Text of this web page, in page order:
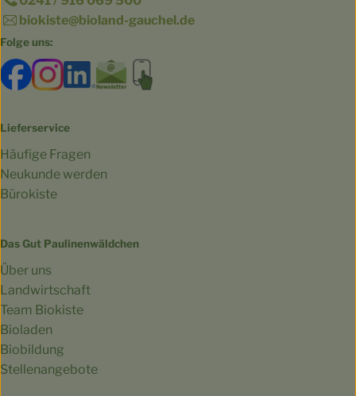
biokiste@bioland-gauchel.de
Folge uns:
Externer Link zu https://www.facebook.com/
Externer Link zu https://www.instagram.com/
Externer Link zu https://
Externer Link zu https://
Lieferservice
Häufige Fragen
Neukunde werden
Bürokiste
Das Gut Paulinenwäldchen
Über uns
Landwirtschaft
Team Biokiste
Bioladen
Biobildung
Stellenangebote